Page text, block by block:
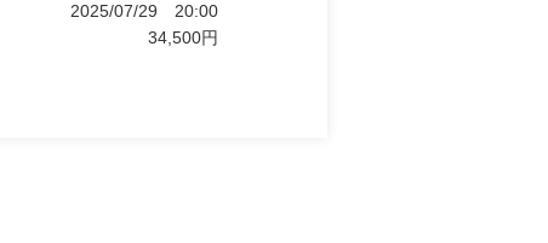
2025/07/29
20:00
34,500円